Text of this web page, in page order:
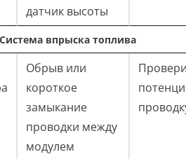
датчик высоты
Система впрыска топлива
Обрыв или
короткое
замыкание
проводки между
модулем